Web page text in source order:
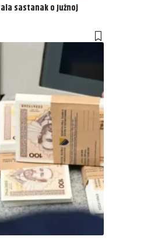
sastanak o Južnoj